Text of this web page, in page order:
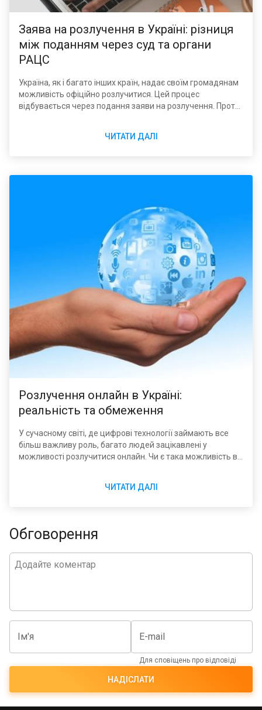
Заява на розлучення в Україні: різниця
між поданням через суд та органи
РАЦС
Україна, як і багато інших країн, надає своїм громадянам
можливість офіційно розлучитися. Цей процес
відбувається через подання заяви на розлучення. Проте,
цивільного стану). У цій статті ми розглянемо відмінності
ЧИТАТИ ДАЛІ
Розлучення онлайн в Україні:
реальність та обмеження
У сучасному світі, де цифрові технології займають все
більш важливу роль, багато людей зацікавлені у
можливості розлучитися онлайн. Чи є така можливість в
ЧИТАТИ ДАЛІ
Обговорення
Ім'я E-mail
Для сповіщень про відповіді
НАДІСЛАТИ